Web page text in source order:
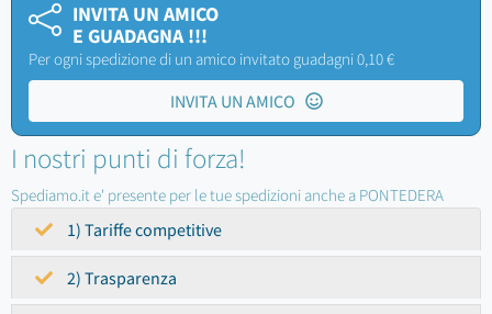
INVITA UN AMICO
E GUADAGNA !!!
Per ogni spedizione di un amico invitato guadagni 0,10 €
INVITA UN AMICO
I nostri punti di forza!
Spediamo.it e' presente per le tue spedizioni anche a PONTEDERA
1) Tariffe competitive
2) Trasparenza